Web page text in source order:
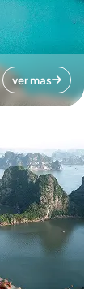
ver mas